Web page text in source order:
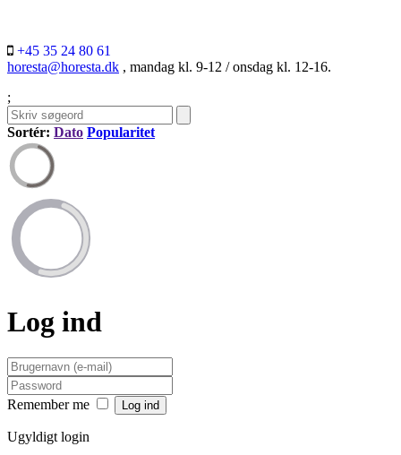
+45 35 24 80 61
horesta@horesta.dk , mandag kl. 9-12 / onsdag kl. 12-16.
;
Sortér: Dato Popularitet
Log ind
Remember me
Ugyldigt login